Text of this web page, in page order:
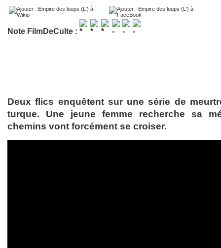
Note FilmDeCulte :
Deux flics enquêtent sur une série de
turque. Une jeune femme recherche sa
chemins vont forcément se croiser.